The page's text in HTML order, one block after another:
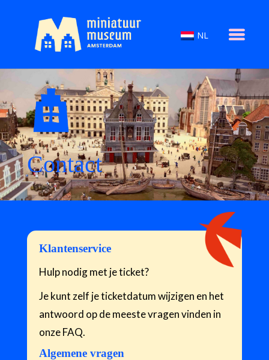
NL
Contact
Klantenservice
Hulp nodig met je ticket?
Je kunt zelf je ticketdatum wijzigen en het
antwoord op de meeste vragen vinden in
onze FAQ.
Algemene vragen